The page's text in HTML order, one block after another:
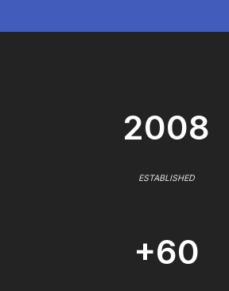
2008
ESTABLISHED
+60